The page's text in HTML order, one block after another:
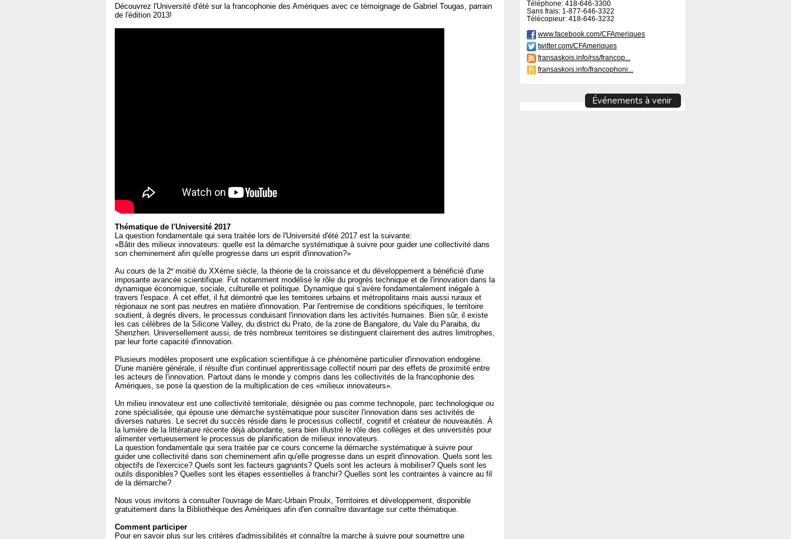
Découvrez l'Université d'été sur la francophonie des Amériques avec ce témoignage de Gabriel Tougas, parrain
de l'édition 2013!
Thématique de l'Université 2017
La question fondamentale qui sera traitée lors de l'Université d'été 2017 est la suivante:
«Bâtir des milieux innovateurs: quelle est la démarche systématique à suivre pour guider une collectivité dans
son cheminement afin qu'elle progresse dans un esprit d'innovation?»
Au cours de la 2e moitié du XXème siècle, la théorie de la croissance et du développement a bénéficié d'une
imposante avancée scientifique. Fut notamment modélisé le rôle du progrès technique et de l'innovation dans la
dynamique économique, sociale, culturelle et politique. Dynamique qui s'avère fondamentalement inégale à
travers l'espace. À cet effet, il fut démontré que les territoires urbains et métropolitains mais aussi ruraux et
régionaux ne sont pas neutres en matière d'innovation. Par l'entremise de conditions spécifiques, le territoire
soutient, à degrés divers, le processus conduisant l'innovation dans les activités humaines. Bien sûr, il existe
les cas célèbres de la Silicone Valley, du district du Prato, de la zone de Bangalore, du Vale du Paraiba, du
Shenzhen. Universellement aussi, de très nombreux territoires se distinguent clairement des autres limitrophes,
par leur forte capacité d'innovation.
Plusieurs modèles proposent une explication scientifique à ce phénomène particulier d'innovation endogène.
D'une manière générale, il résulte d'un continuel apprentissage collectif nourri par des effets de proximité entre
les acteurs de l'innovation. Partout dans le monde y compris dans les collectivités de la francophonie des
Amériques, se pose la question de la multiplication de ces «milieux innovateurs».
Un milieu innovateur est une collectivité territoriale, désignée ou pas comme technopole, parc technologique ou
zone spécialisée, qui épouse une démarche systématique pour susciter l'innovation dans ses activités de
diverses natures. Le secret du succès réside dans le processus collectif, cognitif et créateur de nouveautés. À
la lumière de la littérature récente déjà abondante, sera bien illustré le rôle des collèges et des universités pour
alimenter vertueusement le processus de planification de milieux innovateurs.
La question fondamentale qui sera traitée par ce cours concerne la démarche systématique à suivre pour
guider une collectivité dans son cheminement afin qu'elle progresse dans un esprit d'innovation. Quels sont les
objectifs de l'exercice? Quels sont les facteurs gagnants? Quels sont les acteurs à mobiliser? Quels sont les
outils disponibles? Quelles sont les étapes essentielles à franchir? Quelles sont les contraintes à vaincre au fil
de la démarche?
Nous vous invitons à consulter l'ouvrage de Marc-Urbain Proulx, Territoires et développement, disponible
gratuitement dans la Bibliothèque des Amériques afin d'en connaître davantage sur cette thématique.
Comment participer
Pour en savoir plus sur les critères d'admissibilités et connaître la marche à suivre pour soumettre une
Téléphone: 418-646-3300
Sans frais: 1-877-646-3322
Télécopieur: 418-646-3232
www.facebook.com/CFAmeriques
twitter.com/CFAmeriques
fransaskois.info/rss/francop...
fransaskois.info/francophoni...
Événements à venir